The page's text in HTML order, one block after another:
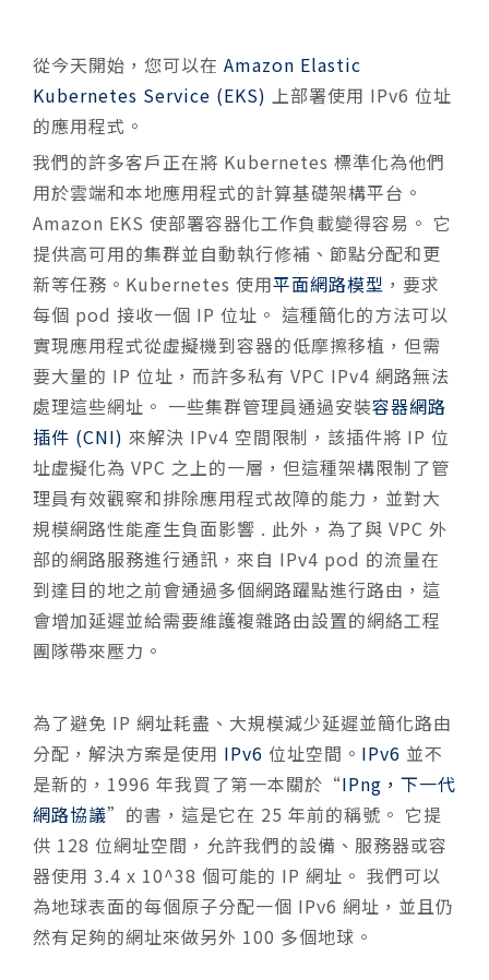
從今天開始，您可以在 Amazon Elastic
Kubernetes Service (EKS) 上部署使用 IPv6 位址
的應用程式。
我們的許多客戶正在將 Kubernetes 標準化為他們
用於雲端和本地應用程式的計算基礎架構平台。
Amazon EKS 使部署容器化工作負載變得容易。 它
提供高可用的集群並自動執行修補、節點分配和更
新等任務。Kubernetes 使用平面網路模型 ，要求
每個 pod 接收一個 IP 位址。 這種簡化的方法可以
實現應用程式從虛擬機到容器的低摩擦移植，但需
要大量的 IP 位址，而許多私有 VPC IPv4 網路無法
處理這些網址。 一些集群管理員通過安裝容器網路
插件 (CNI) 來解決 IPv4 空間限制，該插件將 IP 位
址虛擬化為 VPC 之上的一層，但這種架構限制了管
理員有效觀察和排除應用程式故障的能力，並對大
規模網路性能產生負面影響 . 此外，為了與 VPC 外
部的網路服務進行通訊，來自 IPv4 pod 的流量在
到達目的地之前會通過多個網路躍點進行路由，這
會增加延遲並給需要維護複雜路由設置的網絡工程
團隊帶來壓力。
為了避免 IP 網址耗盡、大規模減少延遲並簡化路由
分配，解決方案是使用 IPv6 位址空間。 IPv6 並不
是新的，1996 年我買了第一本關於“IPng，下一代
網路協議”的書，這是它在 25 年前的稱號。 它提
供 128 位網址空間，允許我們的設備、服務器或容
器使用 3.4 x 10^38 個可能的 IP 網址。 我們可以
為地球表面的每個原子分配一個 IPv6 網址，並且仍
然有足夠的網址來做另外 100 多個地球。